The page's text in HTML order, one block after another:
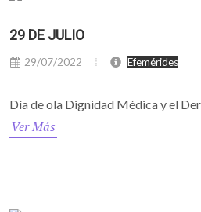
29 DE JULIO
29/07/2022 Efemérides
Día de ola Dignidad Médica y el
Ver Más